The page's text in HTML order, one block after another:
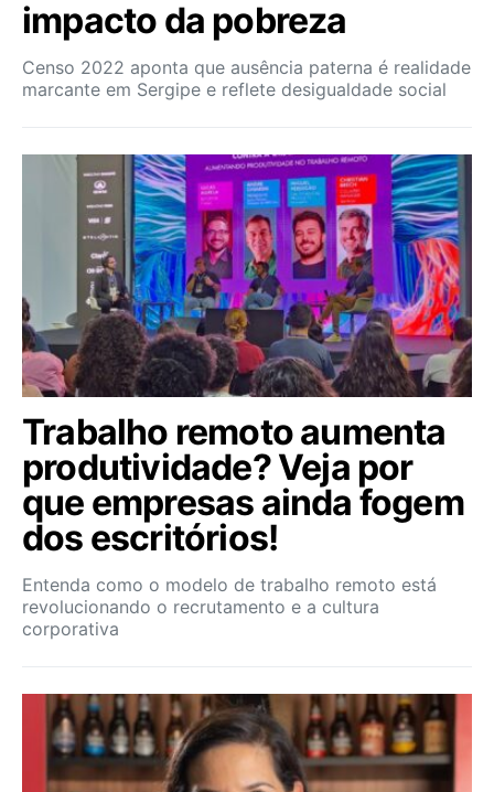
impacto da pobreza
Censo 2022 aponta que ausência paterna é realidade
marcante em Sergipe e reflete desigualdade social
Trabalho remoto aumenta
produtividade? Veja por
que empresas ainda fogem
dos escritórios!
Entenda como o modelo de trabalho remoto está
revolucionando o recrutamento e a cultura
corporativa